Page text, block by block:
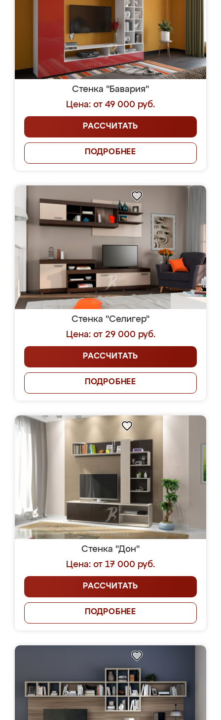
Стенка "Бавария"
Цена: от 49 000 руб.
РАССЧИТАТЬ
ПОДРОБНЕЕ
Стенка "Селигер"
Цена: от 29 000 руб.
РАССЧИТАТЬ
ПОДРОБНЕЕ
Стенка "Дон"
Цена: от 17 000 руб.
РАССЧИТАТЬ
ПОДРОБНЕЕ